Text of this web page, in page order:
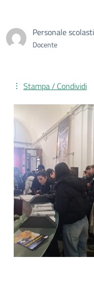
Personale
Docente
Stampa / Condividi